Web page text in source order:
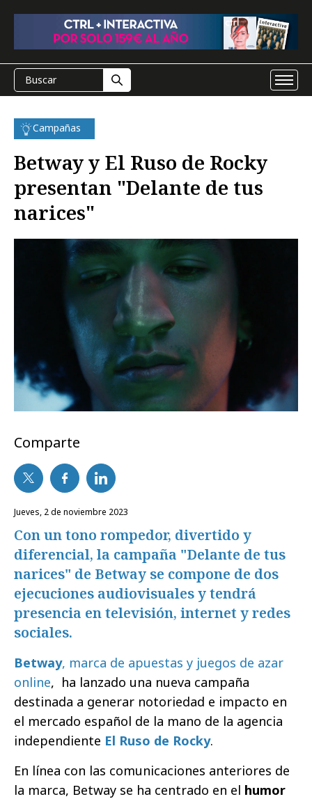
Campañas
Betway y El Ruso de Rocky
presentan "Delante de tus
narices"
Comparte
jueves, 2 de noviembre 2023
Con un tono rompedor, divertido y
diferencial, la campaña "Delante de tus
narices" de Betway se compone de dos
ejecuciones audiovisuales y tendrá
presencia en televisión, internet y redes
sociales.
Betway, marca de apuestas y juegos de azar
online, ha lanzado una nueva campaña
destinada a generar notoriedad e impacto en
el mercado español de la mano de la agencia
independiente El Ruso de Rocky.
En línea con las comunicaciones anteriores de
la marca, Betway se ha centrado en el humor